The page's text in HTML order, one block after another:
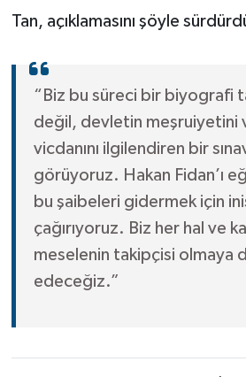
Tan, açıklamasını şöyle
“Biz bu süreci bir biyografi
değil, devletin meşruiyetini
vicdanını ilgilendiren bir
görüyoruz. Hakan Fidan’ı
bu şaibeleri gidermek için
çağırıyoruz. Biz her hal ve
meselenin takipçisi olmaya
edeceğiz.”